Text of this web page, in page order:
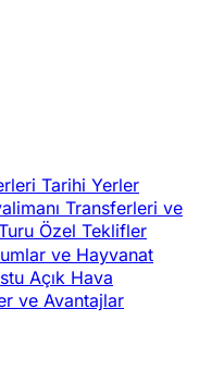
Tarihi Yerler
Transferleri ve
Özel Teklifler
ve Hayvanat
Açık Hava
ve Avantajlar